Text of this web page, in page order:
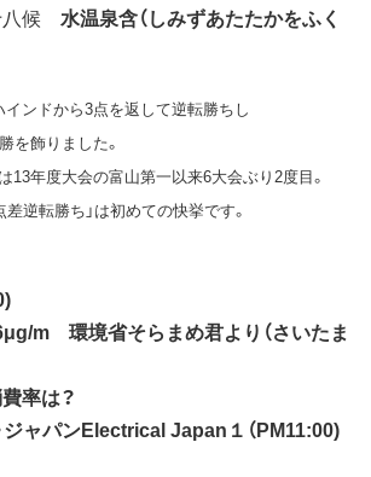
候 水温泉含（しみずあたたかをふく
ンドから3点を返して逆転勝ちし
を飾りました。
13年度大会の富山第一以来6大会ぶり2度目。
逆転勝ち」は初めての快挙です。
m 環境省そらまめ君より（さいたま
率は？
ジャパンElectrical Japan１（PM11:00)